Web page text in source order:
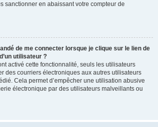
sanctionner en abaissant votre compteur de
de me connecter lorsque je clique sur le lien de
utilisateur ?
activé cette fonctionnalité, seuls les utilisateurs
des courriers électroniques aux autres utilisateurs
Cela permet d’empêcher une utilisation abusive
électronique par des utilisateurs malveillants ou